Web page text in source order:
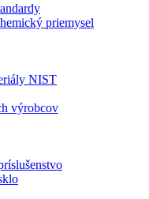
priemysel
NIST
výrobcov